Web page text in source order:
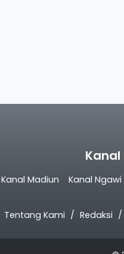
Kanal Madiun Kanal Ngawi
Tentang Kami Redaksi